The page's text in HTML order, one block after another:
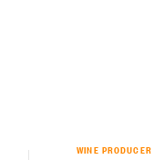
WINE PRODUCER